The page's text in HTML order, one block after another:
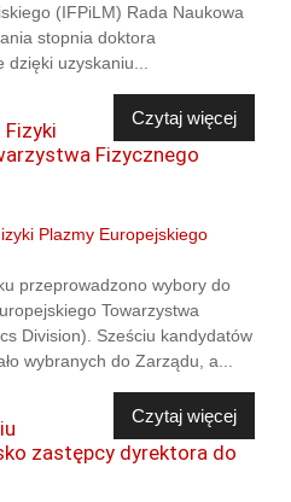
(IFPiLM) Rada Naukowa
stopnia doktora
uzyskaniu...
Czytaj więcej
Fizyki
Fizycznego
przeprowadzono wybory do
Towarzystwa
Division). Sześciu kandydatów
wybranych do Zarządu, a...
Czytaj więcej
zastępcy dyrektora do